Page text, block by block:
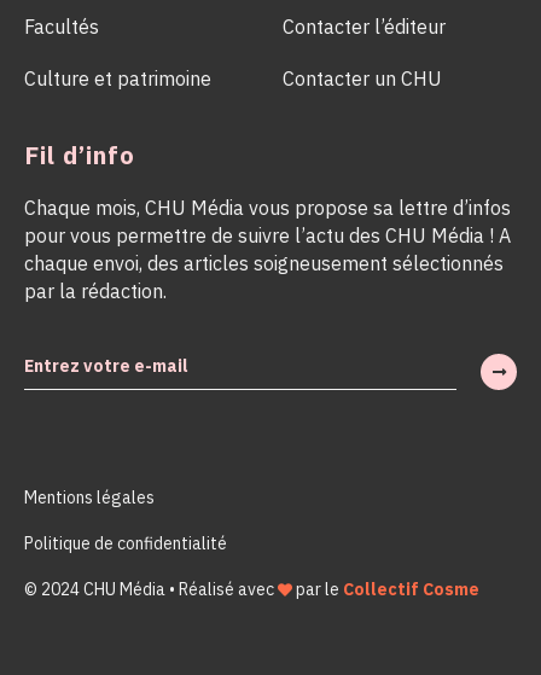
Facultés
Culture et patrimoine
Contacter l’éditeur
Contacter un CHU
Fil d’info
Chaque mois, CHU Média vous propose sa lettre d’infos
pour vous permettre de suivre l’actu des CHU Média ! A
chaque envoi, des articles soigneusement sélectionnés
par la rédaction.
Mentions légales
Politique de confidentialité
© 2024 CHU Média • Réalisé avec par le Collectif Cosme